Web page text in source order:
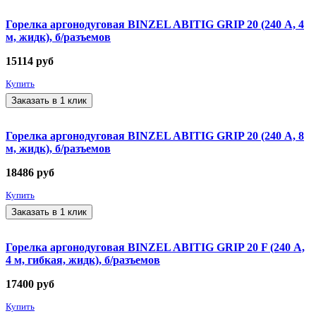
Горелка аргонодуговая BINZEL ABITIG GRIP 20 (240 А, 4
м, жидк), б/разъемов
15114 руб
Купить
Заказать в 1 клик
Горелка аргонодуговая BINZEL ABITIG GRIP 20 (240 А, 8
м, жидк), б/разъемов
18486 руб
Купить
Заказать в 1 клик
Горелка аргонодуговая BINZEL ABITIG GRIP 20 F (240 А,
4 м, гибкая, жидк), б/разъемов
17400 руб
Купить